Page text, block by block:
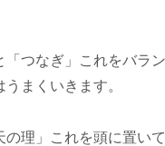
「つなぎ」これをバラ
まくいきます。
の理」これを頭に置い